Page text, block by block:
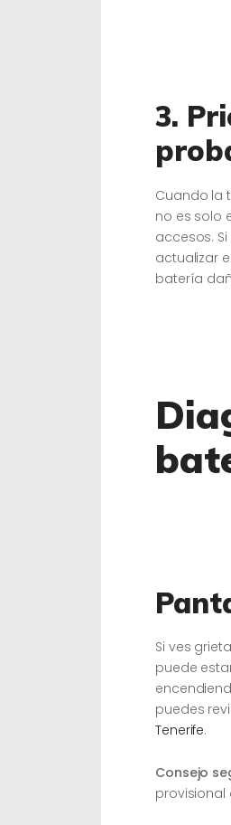
3.
Cuando la
no es solo
accesos.
actualizar
batería
Si ves
puede
puedes
Tenerife.
Consejo
provisional